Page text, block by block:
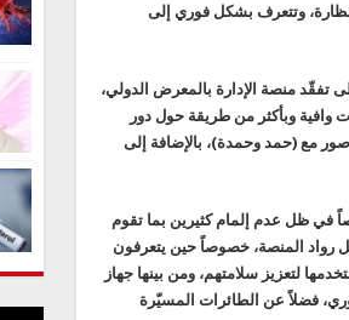
وتتعرف بشكل فوري إلى
تفقّد منصة الإدارة بالمعرض الدولي،
وافية وبأكثر من طريقة حول دور
صور مع (حمد وحمدة)، بالإضافة إلى
في ظل عدم إلمام كثيرين بما تقوم
رواد المنصة، خصوصاً حين يتعرفون
لتعزيز سلامتهم، ومن بينها جهاز
فضلاً عن الطائرات المسيّرة